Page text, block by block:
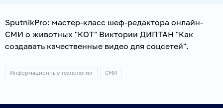
SputnikPro: мастер-класс шеф-редактора онлайн-
СМИ о животных "КОТ" Виктории ДИПТАН "Как
создавать качественные видео для соцсетей".
Информационные технологии СМИ